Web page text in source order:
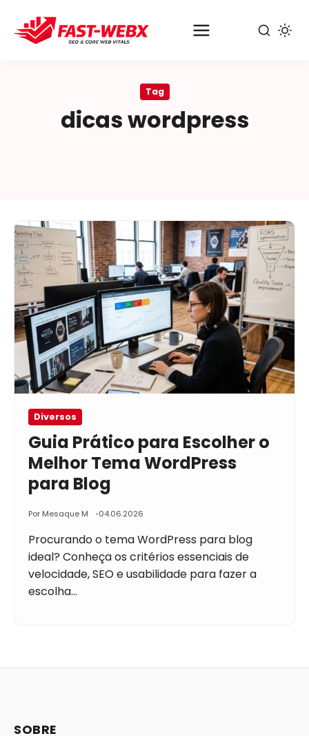
Tag
dicas wordpress
Diversos
Guia Prático para Escolher o
Melhor Tema WordPress
para Blog
Por Mesaque M 04.06.2026
Procurando o tema WordPress para blog
ideal? Conheça os critérios essenciais de
velocidade, SEO e usabilidade para fazer a
escolha…
SOBRE